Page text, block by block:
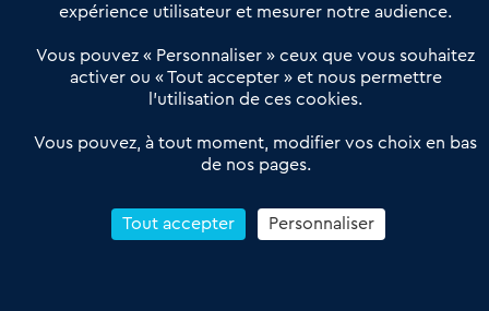
Derniers articles
Réseau 3C : un partenaire national dédié aux transactions
Petitscommerces : Un partenariat au service du commerce de
proximité et des territoires
Reprendre un Restaurant Rapide
expérience utilisateur et mesurer notre audience.
Vous pouvez « Personnaliser » ceux que vous souhaitez
activer ou « Tout accepter » et nous permettre
l’utilisation de ces cookies.
Vous pouvez, à tout moment, modifier vos choix en bas
de nos pages.
Tout accepter Personnaliser